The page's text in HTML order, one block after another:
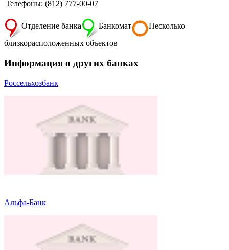
Телефоны: (812) 777-00-07
Отделение банка Банкомат Несколько
близкорасположенных объектов
Информация о других банках
Россельхозбанк
Альфа-Банк